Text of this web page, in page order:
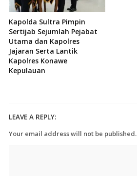
Kapolda Sultra Pimpin
Sertijab Sejumlah Pejabat
Utama dan Kapolres
Jajaran Serta Lantik
Kapolres Konawe
Kepulauan
LEAVE A REPLY:
Your email address will not be published.